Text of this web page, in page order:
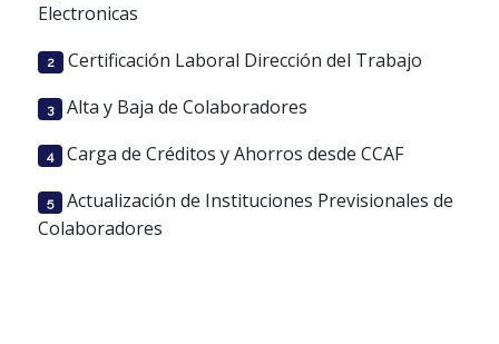
Electronicas
2 Certificación Laboral Dirección del Trabajo
3 Alta y Baja de Colaboradores
4 Carga de Créditos y Ahorros desde CCAF
5 Actualización de Instituciones Previsionales de
Colaboradores